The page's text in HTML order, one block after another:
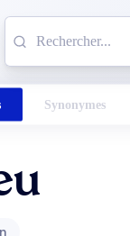
Synonymes